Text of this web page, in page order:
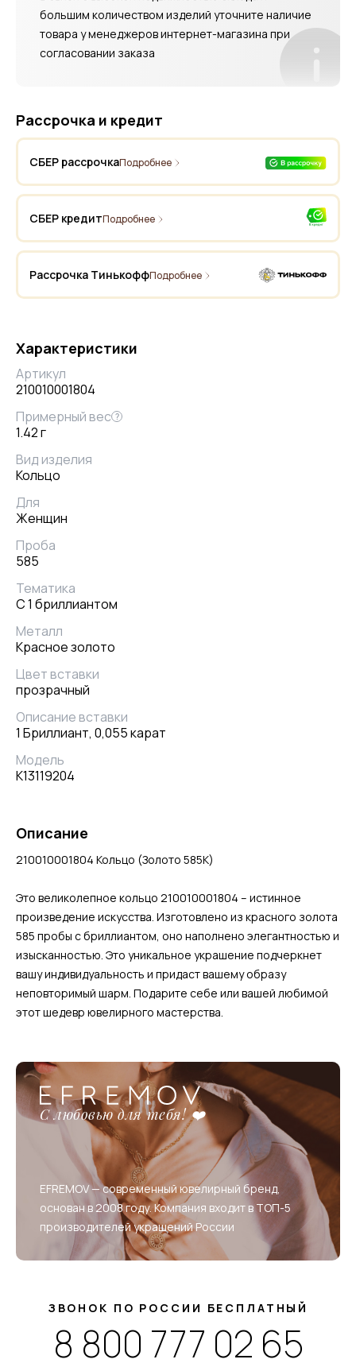
большим количеством изделий уточните наличие
товара у менеджеров интернет-магазина при
согласовании заказа
Рассрочка и кредит
СБЕР рассрочкаПодробнее
СБЕР кредитПодробнее
Рассрочка ТинькоффПодробнее
Характеристики
Артикул
210010001804
Примерный вес ?
1.42 г
Вид изделия
Кольцо
Для
Женщин
Проба
585
Тематика
С 1 бриллиантом
Металл
Красное золото
Цвет вставки
прозрачный
Описание вставки
1 Бриллиант, 0,055 карат
Модель
К13119204
Описание
210010001804 Кольцо (Золото 585К)
Это великолепное кольцо 210010001804 – истинное
произведение искусства. Изготовлено из красного золота
585 пробы с бриллиантом, оно наполнено элегантностью и
изысканностью. Это уникальное украшение подчеркнет
вашу индивидуальность и придаст вашему образу
неповторимый шарм. Подарите себе или вашей любимой
этот шедевр ювелирного мастерства.
С любовью для тебя! ❤️
EFREMOV — современный ювелирный бренд,
основан в 2008 году. Компания входит в ТОП-5
производителей украшений России
ЗВОНОК ПО РОССИИ БЕСПЛАТНЫЙ
8 800 777 02 65